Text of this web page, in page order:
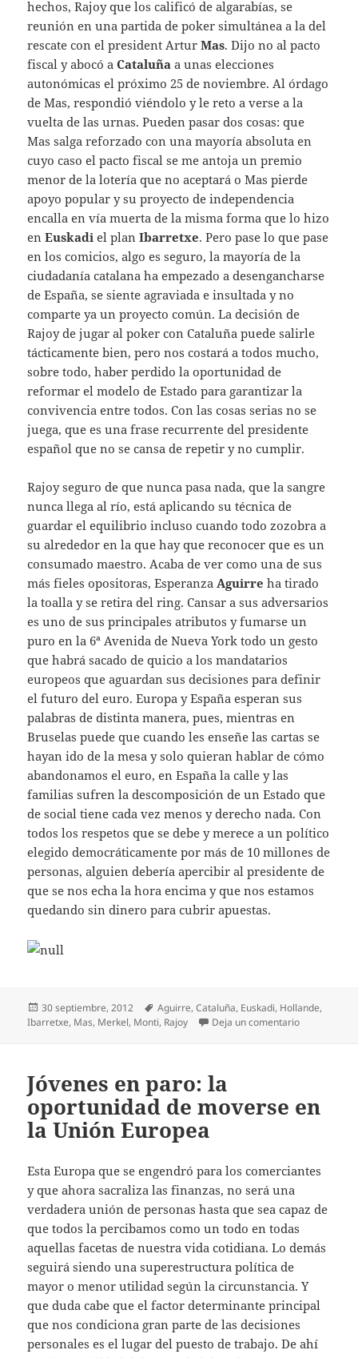
hechos, Rajoy que los calificó de algarabías, se
reunión en una partida de poker simultánea a la del
rescate con el president ArturMas. Dijo no al pacto
fiscal y abocó aCataluña a unas elecciones
autonómicas el próximo 25 de noviembre. Al órdago
de Mas, respondió viéndolo y le reto a verse a la
vuelta de las urnas. Pueden pasar dos cosas: que
Mas salga reforzado con una mayoría absoluta en
cuyo caso el pacto fiscal se me antoja un premio
menor de la lotería que no aceptará o Mas pierde
apoyo popular y su proyecto de independencia
encalla en vía muerta de la misma forma que lo hizo
enEuskadi el plan Ibarretxe. Pero pase lo que pase
en los comicios, algo es seguro, la mayoría de la
ciudadanía catalana ha empezado a desengancharse
de España, se siente agraviada e insultada y no
comparte ya un proyecto común. La decisión de
Rajoy de jugar al poker con Cataluña puede salirle
tácticamente bien, pero nos costará a todos mucho,
sobre todo, haber perdido la oportunidad de
reformar el modelo de Estado para garantizar la
convivencia entre todos. Con las cosas serias no se
juega, que es una frase recurrente del presidente
español que no se cansa de repetir y no cumplir.
Rajoy seguro de que nunca pasa nada, que la sangre
nunca llega al río, está aplicando su técnica de
guardar el equilibrio incluso cuando todo zozobra a
su alrededor en la que hay que reconocer que es un
consumado maestro. Acaba de ver como una de sus
más fieles opositoras, EsperanzaAguirre ha tirado
la toalla y se retira del ring. Cansar a sus adversarios
es uno de sus principales atributos y fumarse un
puro en la 6ª Avenida de Nueva York todo un gesto
que habrá sacado de quicio a los mandatarios
europeos que aguardan sus decisiones para definir
el futuro del euro. Europa y España esperan sus
palabras de distinta manera, pues, mientras en
Bruselas puede que cuando les enseñe las cartas se
hayan ido de la mesa y solo quieran hablar de cómo
abandonamos el euro, en España la calle y las
familias sufren la descomposición de un Estado que
de social tiene cada vez menos y derecho nada. Con
todos los respetos que se debe y merece a un político
elegido democráticamente por más de 10 millones de
personas, alguien debería apercibir al presidente de
que se nos echa la hora encima y que nos estamos
quedando sin dinero para cubrir apuestas.
Publicado
el
30 septiembre, 2012 Etiquetas
Aguirre,Cataluña, Euskadi, Hollande,
Ibarretxe, Mas, Merkel, Monti, Rajoy Deja un comentarioen Mariano
Jóvenes en paro: la
oportunidad de moverse en
la Unión Europea
Esta Europa que se engendró para los comerciantes
y que ahora sacraliza las finanzas, no será una
verdadera unión de personas hasta que sea capaz de
que todos la percibamos como un todo en todas
aquellas facetas de nuestra vida cotidiana. Lo demás
seguirá siendo una superestructura política de
mayor o menor utilidad según la circunstancia. Y
que duda cabe que el factor determinante principal
que nos condiciona gran parte de las decisiones
personales es el lugar del puesto de trabajo. De ahí